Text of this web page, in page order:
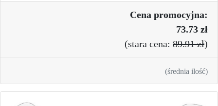
Cena promocyjna:
73.73 zł
(stara cena: 89.91 zł)
(średnia ilość)